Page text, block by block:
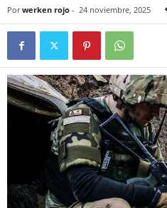
Por werken rojo - 24 noviembre, 2025